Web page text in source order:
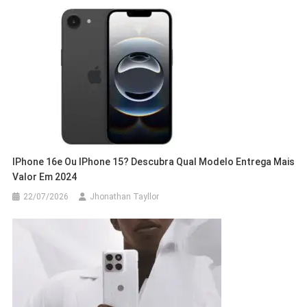
IPhone 16e Ou IPhone 15? Descubra Qual Modelo Entrega Mais
Valor Em 2024
22/07/2026 Jhonathan Tayllor